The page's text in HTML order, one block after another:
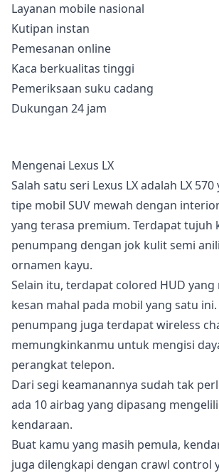
Layanan mobile nasional
Kutipan instan
Pemesanan online
Kaca berkualitas tinggi
Pemeriksaan suku cadang
Dukungan 24 jam
Mengenai Lexus LX
Salah satu seri Lexus LX adalah LX
tipe mobil SUV mewah dengan
yang terasa premium. Terdapat tujuh
penumpang dengan jok kulit semi
ornamen kayu.
Selain itu, terdapat colored HUD yang
kesan mahal pada mobil yang satu
penumpang juga terdapat wireless
memungkinkanmu untuk mengisi
perangkat telepon.
Dari segi keamanannya sudah tak
ada 10 airbag yang dipasang
kendaraan.
Buat kamu yang masih pemula,
juga dilengkapi dengan crawl control